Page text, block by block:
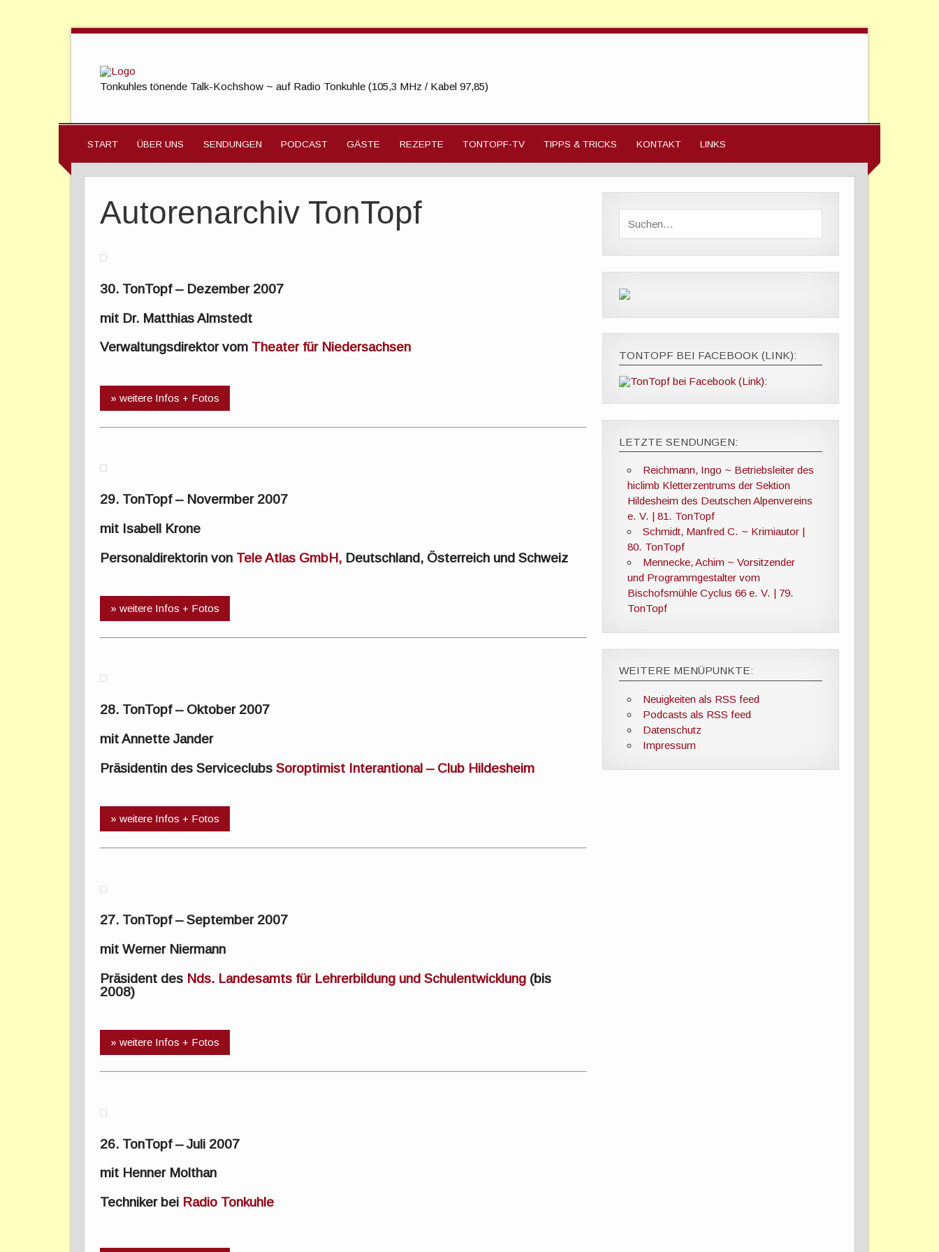
Tonkuhles tönende Talk-Kochshow ~ auf Radio Tonkuhle (105,3 MHz / Kabel 97,85)
START ÜBER UNS SENDUNGEN PODCAST GÄSTE REZEPTE TONTOPF-TV TIPPS & TRICKS KONTAKT LINKS
Autorenarchiv TonTopf
30. TonTopf – Dezember 2007
mit Dr. Matthias Almstedt
Verwaltungsdirektor vom Theater für Niedersachsen
» weitere Infos + Fotos
29. TonTopf – Novermber 2007
mit Isabell Krone
Personaldirektorin von Tele Atlas GmbH, Deutschland, Österreich und Schweiz
» weitere Infos + Fotos
28. TonTopf – Oktober 2007
mit Annette Jander
Präsidentin des ServiceclubsSoroptimist Interantional – Club Hildesheim
» weitere Infos + Fotos
27. TonTopf – September 2007
mit Werner Niermann
Präsident des Nds. Landesamts für Lehrerbildung und Schulentwicklung (bis
2008)
» weitere Infos + Fotos
26. TonTopf – Juli 2007
mit Henner Molthan
Techniker bei Radio Tonkuhle
TONTOPF BEI FACEBOOK (LINK):
LETZTE SENDUNGEN:
Reichmann, Ingo ~ Betriebsleiter des
hiclimb Kletterzentrums der Sektion
Hildesheim des Deutschen Alpenvereins
e. V. | 81. TonTopf
Schmidt, Manfred C. ~ Krimiautor |
80. TonTopf
Mennecke, Achim ~ Vorsitzender
und Programmgestalter vom
Bischofsmühle Cyclus 66 e. V. | 79.
TonTopf
WEITERE MENÜPUNKTE:
Neuigkeiten als RSS feed
Podcasts als RSS feed
Datenschutz
Impressum